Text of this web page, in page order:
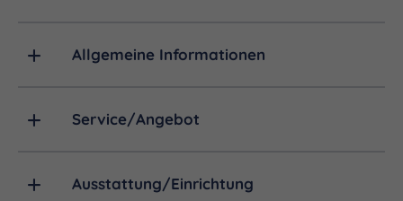
Allgemeine Informationen
Service/Angebot
Ausstattung/Einrichtung